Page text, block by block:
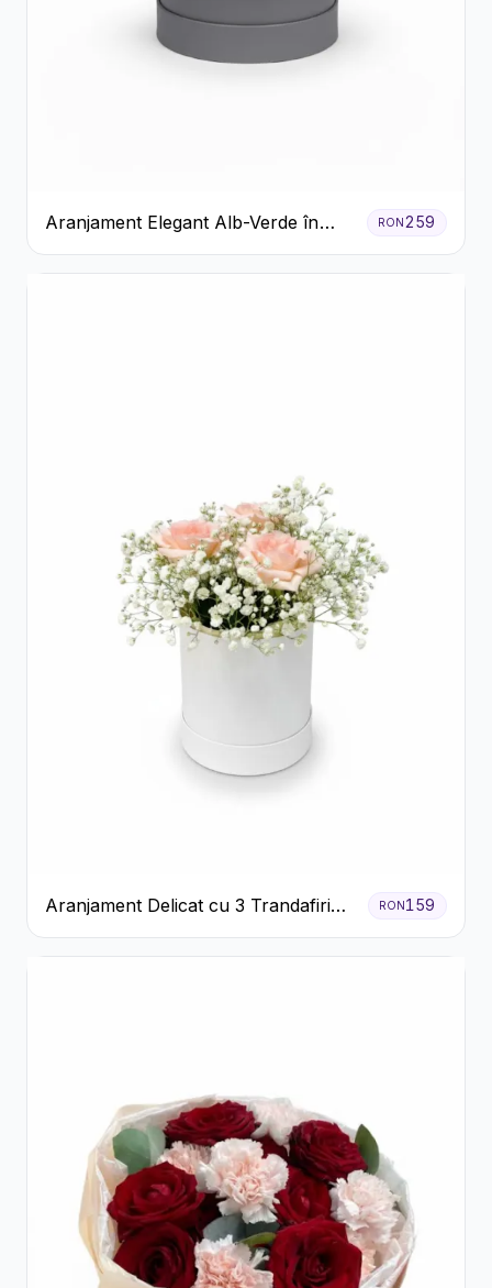
Aranjament Elegant Alb-Verde în
Cutie Gri
RON259
Aranjament Delicat cu 3 Trandafiri
Roz în Cutie Albă
RON159